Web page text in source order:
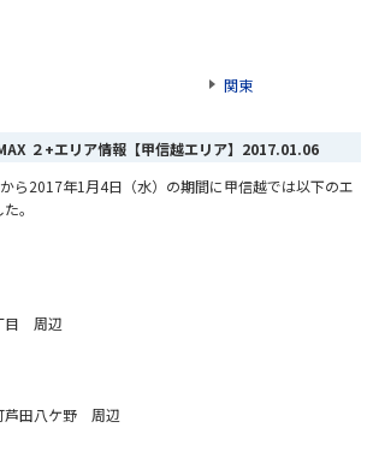
関東
２+エリア情報【甲信越エリア】 2017.01.06
ら2017年1月4日（水）の期間に甲信越では以下のエ
。
目 周辺
芦田八ケ野 周辺